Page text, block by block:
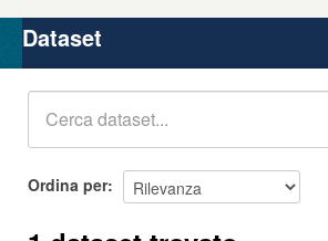
Organizzazioni
Gruppi
Dataset
Ordina per